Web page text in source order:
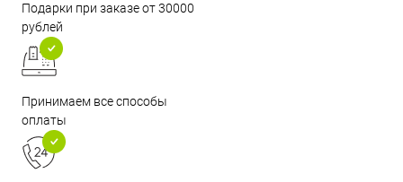
Подарки при заказе от 30000
рублей
Принимаем все способы
оплаты